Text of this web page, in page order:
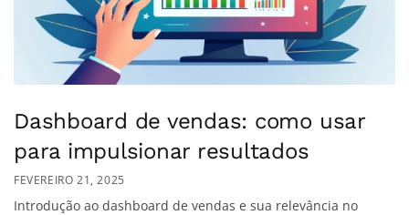
Dashboard de vendas: como usar
para impulsionar resultados
FEVEREIRO 21, 2025
Introdução ao dashboard de vendas e sua relevância no